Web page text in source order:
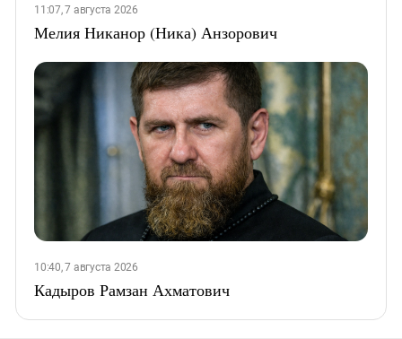
11:07, 7 августа 2026
Мелия Никанор (Ника) Анзорович
10:40, 7 августа 2026
Кадыров Рамзан Ахматович